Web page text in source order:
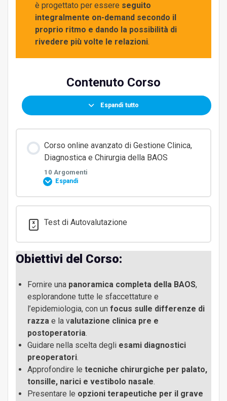
è progettato per essere seguito
integralmente on-demand secondo il
proprio ritmo e dando la possibilità di
rivedere più volte le relazioni.
Contenuto Corso
Espandi tutto
Corso online avanzato di Gestione Clinica,
Diagnostica e Chirurgia della BAOS
10 Argomenti
Espandi
43min, 49sec
Epidemiologia, differenze di razza, valutazione
clinica pre e postoperatoria: la rivoluzione del
Cambridge BOAS Research Group
42min, 46sec
Radiologia, Endoscopia, Fluoroscopia, TC: Criteri di
scelta degli esami diagnostici pre operatori
48min, 30sec
Test di Autovalutazione
Obiettivi del Corso:
Fornire una panoramica completa della BAOS,
esplorandone tutte le sfaccettature e
l’epidemiologia, con unfocus sulle differenze di
razza e la valutazione clinica pre e
postoperatoria.
Guidare nella scelta degli esami diagnostici
preoperatori.
Approfondire letecniche chirurgiche per palato,
tonsille, narici e vestibolo nasale.
Presentare le opzioni terapeutiche per il grave